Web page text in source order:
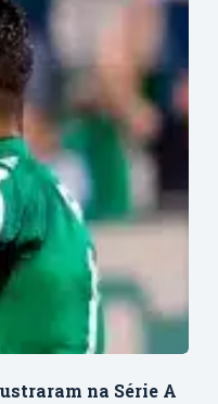
na Série A